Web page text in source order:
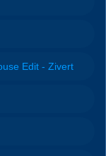
Edit - Zivert